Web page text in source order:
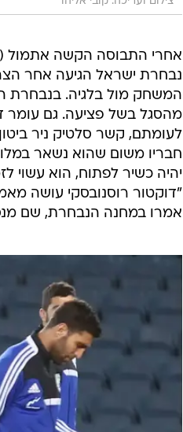
אחרי התבוסה הקשה אתמול
נבחרת ישראל הגיעה אחר
המשחק מול בלגיה. בנבחרת
מהסגל בשל פציעה. גם עומר
לעומתם, קשר סלטיק ניר
חבריו משום שהוא נשאר
יהיה כשיר לפתוח, הוא עשוי
"דוקטור רוסנובסקי עושה
אמרו במחנה הנבחרת, שם